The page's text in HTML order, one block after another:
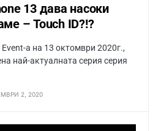
13 дава насоки
– Touch ID?!?
а на 13 октомври 2020г.,
най-актуалната серия серия
2, 2020